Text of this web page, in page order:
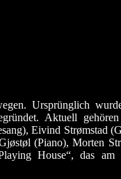
Ursprünglich
Aktuell
Eivind Strømstad
(Piano), Morten
House“, das am